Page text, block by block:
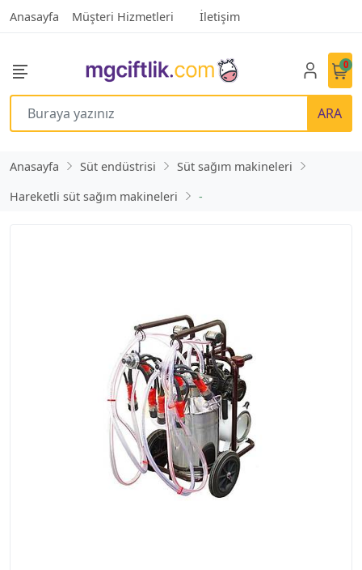
Anasayfa Müşteri Hizmetleri İletişim
ARA
0
Anasayfa Süt endüstrisi
Süt sağım makineleri
Hareketli süt sağım makineleri
-